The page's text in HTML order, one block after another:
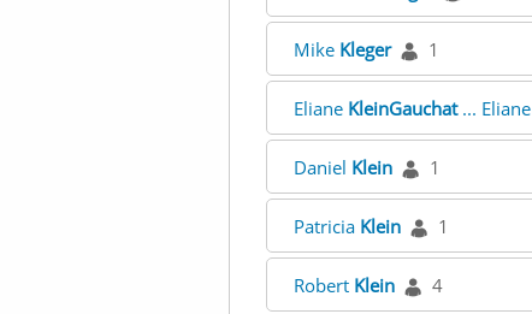
Mike Kleger 1
Eliane KleinGauchat... Eliane
Daniel Klein 1
Patricia Klein 1
Robert Klein 4